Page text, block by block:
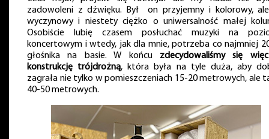
zadowoleni z dźwięku. Był on przyjemny i kolorowy,
wyczynowy i niestety ciężko o uniwersalność małej
Osobiście lubię czasem posłuchać muzyki na
koncertowym i wtedy, jak dla mnie, potrzeba co najmniej
głośnika na basie. W końcu zdecydowaliśmy się
konstrukcję trójdrożną, która była na tyle duża, aby
zagrała nie tylko w pomieszczeniach 15-20 metrowych, ale
40-50 metrowych.